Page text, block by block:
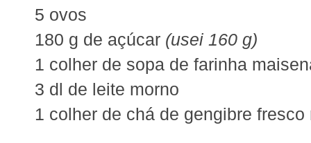
5 ovos
180 g de açúcar (usei 160 g)
1 colher de sopa de farinha
3 dl de leite morno
1 colher de chá de gengibre fresco